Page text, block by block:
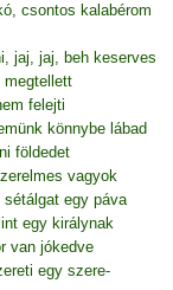
csontos kalabérom
jaj, jaj, beh keserves
megtellett
felejti
könnybe lábad
földedet
vagyok
sétálgat egy páva
egy királynak
van jókedve
egy szere-